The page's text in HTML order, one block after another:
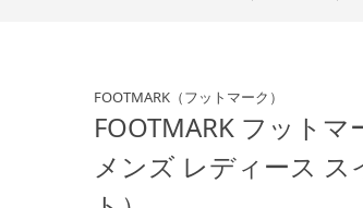
FOOTMARK （フットマーク）
FOOTMARK フット
メンズ レディース